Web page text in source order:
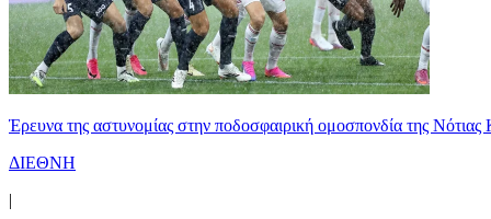
Έρευνα της αστυνομίας στην ποδοσφαιρική ομοσπονδία της
ΔΙΕΘΝΗ
|